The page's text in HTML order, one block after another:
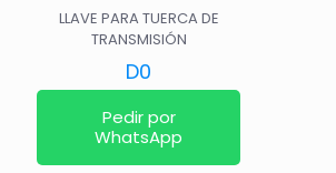
LLAVE PARA TUERCA DE
TRANSMISIÓN
D0
Pedir por
WhatsApp